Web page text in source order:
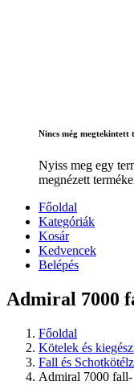
Nincs még megtekintett
Nyiss meg egy
megnézett
Főoldal
Kategóriák
Kosár
Kedvencek
Belépés
Admiral 7000
Főoldal
Kötelek és
Fall és
Admiral 7000 fall-